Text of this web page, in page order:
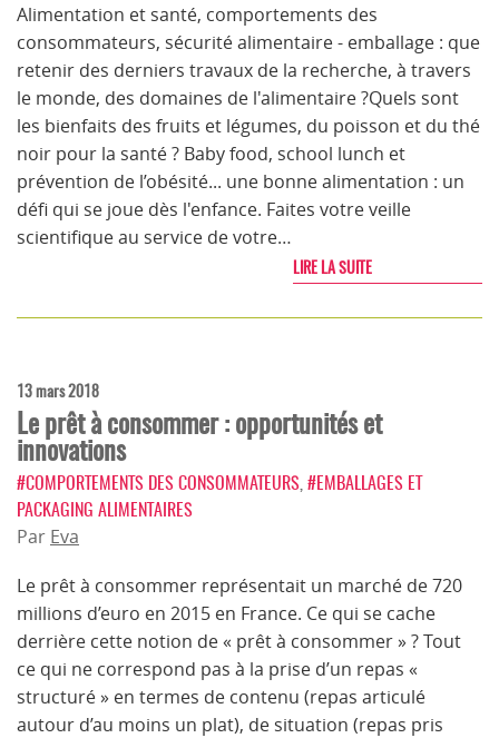
Alimentation et santé, comportements des
consommateurs, sécurité alimentaire - emballage : que
retenir des derniers travaux de la recherche, à travers
le monde, des domaines de l'alimentaire ?Quels sont
les bienfaits des fruits et légumes, du poisson et du thé
noir pour la santé ? Baby food, school lunch et
prévention de l’obésité... une bonne alimentation : un
défi qui se joue dès l'enfance. Faites votre veille
scientifique au service de votre…
LIRE LA SUITE
13 mars 2018
Le prêt à consommer : opportunités et
innovations
#COMPORTEMENTS DES CONSOMMATEURS #EMBALLAGES ET
PACKAGING ALIMENTAIRES
Par Eva
Le prêt à consommer représentait un marché de 720
millions d’euro en 2015 en France. Ce qui se cache
derrière cette notion de « prêt à consommer » ? Tout
ce qui ne correspond pas à la prise d’un repas «
structuré » en termes de contenu (repas articulé
autour d’au moins un plat), de situation (repas pris